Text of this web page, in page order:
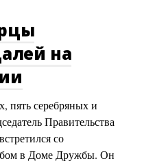
на
пять серебряных и
Правительства
со
в Доме Дружбы. Он